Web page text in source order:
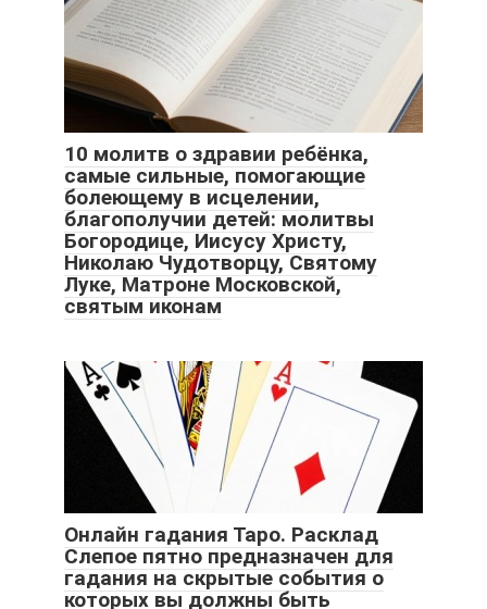
10 молитв о здравии ребёнка,
самые сильные, помогающие
болеющему в исцелении,
благополучии детей: молитвы
Богородице, Иисусу Христу,
Николаю Чудотворцу, Святому
Луке, Матроне Московской,
святым иконам
Онлайн гадания Таро. Расклад
Слепое пятно предназначен для
гадания на скрытые события о
которых вы должны быть